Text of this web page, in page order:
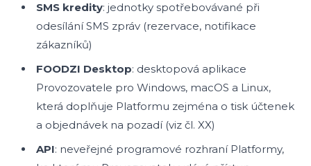
SMS kredity: jednotky spotřebovávané při
odesílání SMS zpráv (rezervace, notifikace
zákazníků)
FOODZI Desktop: desktopová aplikace
Provozovatele pro Windows, macOS a Linux,
která doplňuje Platformu zejména o tisk účtenek
a objednávek na pozadí (viz čl. XX)
API: neveřejné programové rozhraní Platformy,